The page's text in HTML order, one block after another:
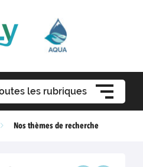
les rubriques
Nos thèmes de recherche